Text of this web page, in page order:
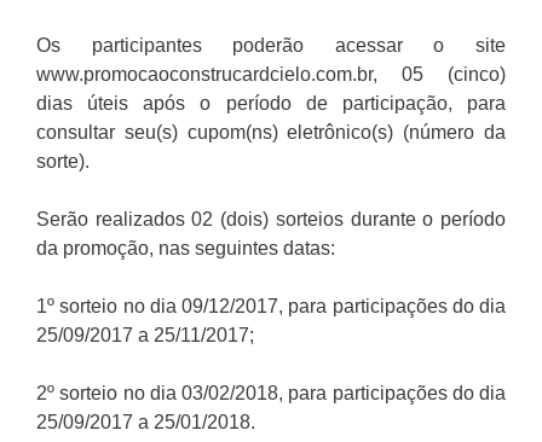
Os participantes poderão acessar o site
www.promocaoconstrucardcielo.com.br, 05 (cinco)
dias úteis após o período de participação, para
consultar seu(s) cupom(ns) eletrônico(s) (número da
sorte).
Serão realizados 02 (dois) sorteios durante o período
da promoção, nas seguintes datas:
1º sorteio no dia 09/12/2017, para participações do dia
25/09/2017 a 25/11/2017;
2º sorteio no dia 03/02/2018, para participações do dia
25/09/2017 a 25/01/2018.